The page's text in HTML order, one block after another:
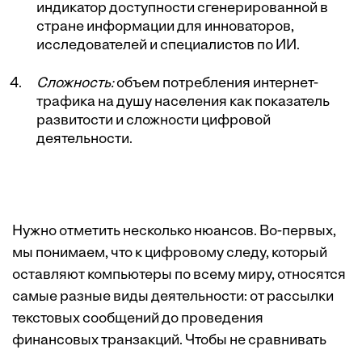
индикатор доступности сгенерированной в
стране информации для инноваторов,
исследователей и специалистов по ИИ.
Сложность:объем потребления интернет-
трафика на душу населения как показатель
развитости и сложности цифровой
деятельности.
Нужно отметить несколько нюансов. Во-первых,
мы понимаем, что к цифровому следу, который
оставляют компьютеры по всему миру, относятся
самые разные виды деятельности: от рассылки
текстовых сообщений до проведения
финансовых транзакций. Чтобы не сравнивать